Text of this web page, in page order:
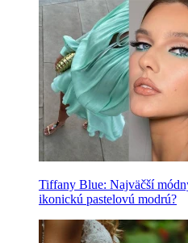
Tiffany Blue: Najväčší
ikonickú pastelovú modrú?